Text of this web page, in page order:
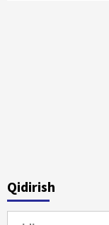
Qidirish